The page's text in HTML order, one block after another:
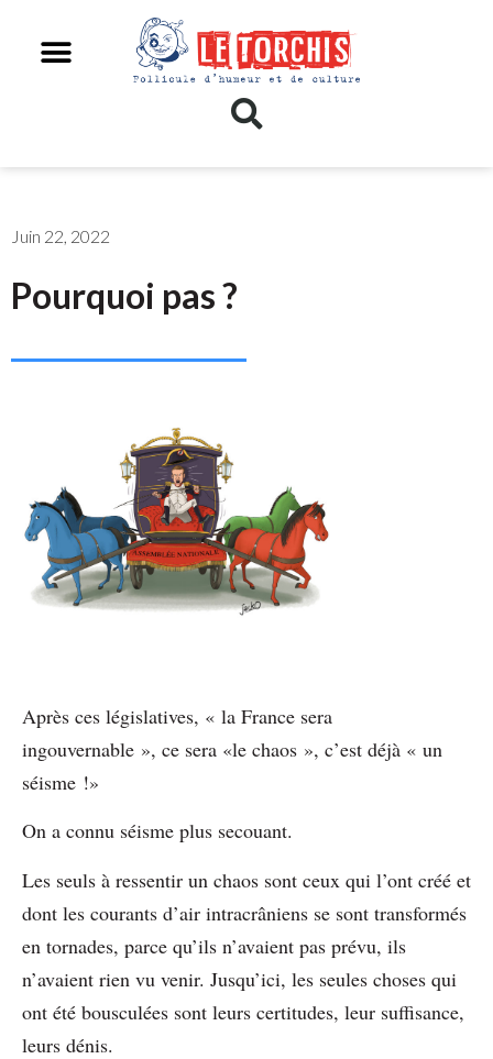
Juin 22, 2022
Pourquoi pas ?
Après ces législatives, « la France sera
ingouvernable », ce sera «le chaos », c’est déjà « un
séisme !»
On a connu séisme plus secouant.
Les seuls à ressentir un chaos sont ceux qui l’ont créé et
dont les courants d’air intracrâniens se sont transformés
en tornades, parce qu’ils n’avaient pas prévu, ils
n’avaient rien vu venir. Jusqu’ici, les seules choses qui
ont été bousculées sont leurs certitudes, leur suffisance,
leurs dénis.